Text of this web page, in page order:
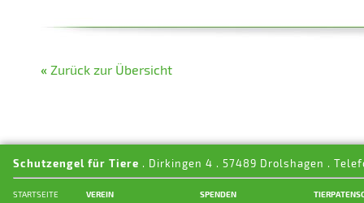
« Zurück zur Übersicht
Schutzengel für Tiere . Dirkingen 4 . 57489 Drolshagen .
STARTSEITE
VEREIN
SPENDEN